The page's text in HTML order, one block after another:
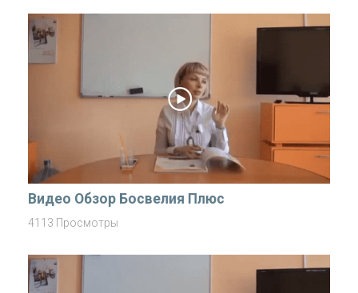
Видео Обзор Босвелия Плюс
4113 Просмотры